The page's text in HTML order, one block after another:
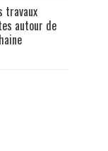
travaux
autour de